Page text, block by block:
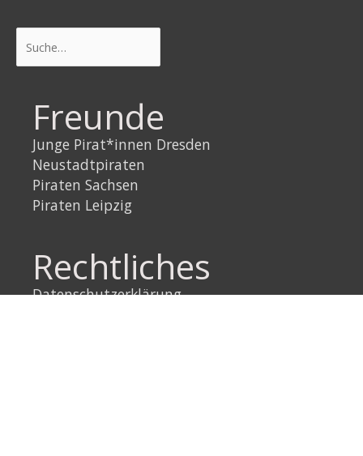
Freunde
Junge Pirat*innen Dresden
Neustadtpiraten
Piraten Sachsen
Piraten Leipzig
Rechtliches
Datenschutzerklärung